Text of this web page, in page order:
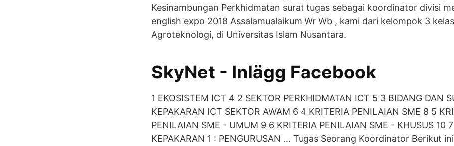
Kesinambungan Perkhidmatan surat tugas sebagai koordinator divisi
english expo 2018 Assalamualaikum Wr Wb , kami dari kelompok 3
Agroteknologi, di Universitas Islam Nusantara.
SkyNet - Inlägg Facebook
1 EKOSISTEM ICT 4 2 SEKTOR PERKHIDMATAN ICT 5 3 BIDANG DAN
KEPAKARAN ICT SEKTOR AWAM 6 4 KRITERIA PENILAIAN SME 8 5
PENILAIAN SME - UMUM 9 6 KRITERIA PENILAIAN SME - KHUSUS 10
KEPAKARAN 1 : PENGURUSAN … Tugas Seorang Koordinator Berikut